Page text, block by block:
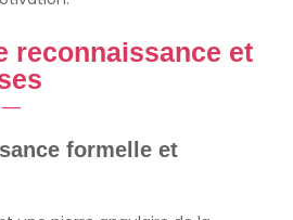
reconnaissance et
formelle et